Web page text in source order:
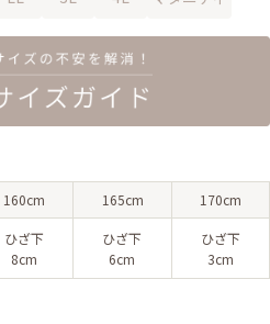
160cm 165cm 170cm
ひざ下
8cm
ひざ下
6cm
ひざ下
3cm